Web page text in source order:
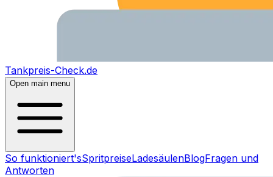
Tankpreis-Check.de
Open main menu
So funktioniert'sSpritpreiseLadesäulenBlogFragen und
Antworten